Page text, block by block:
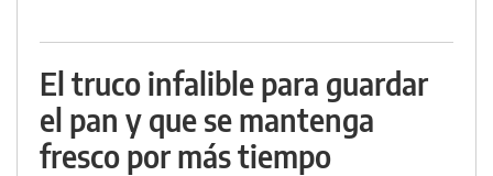
El truco infalible para guardar
el pan y que se mantenga
fresco por más tiempo